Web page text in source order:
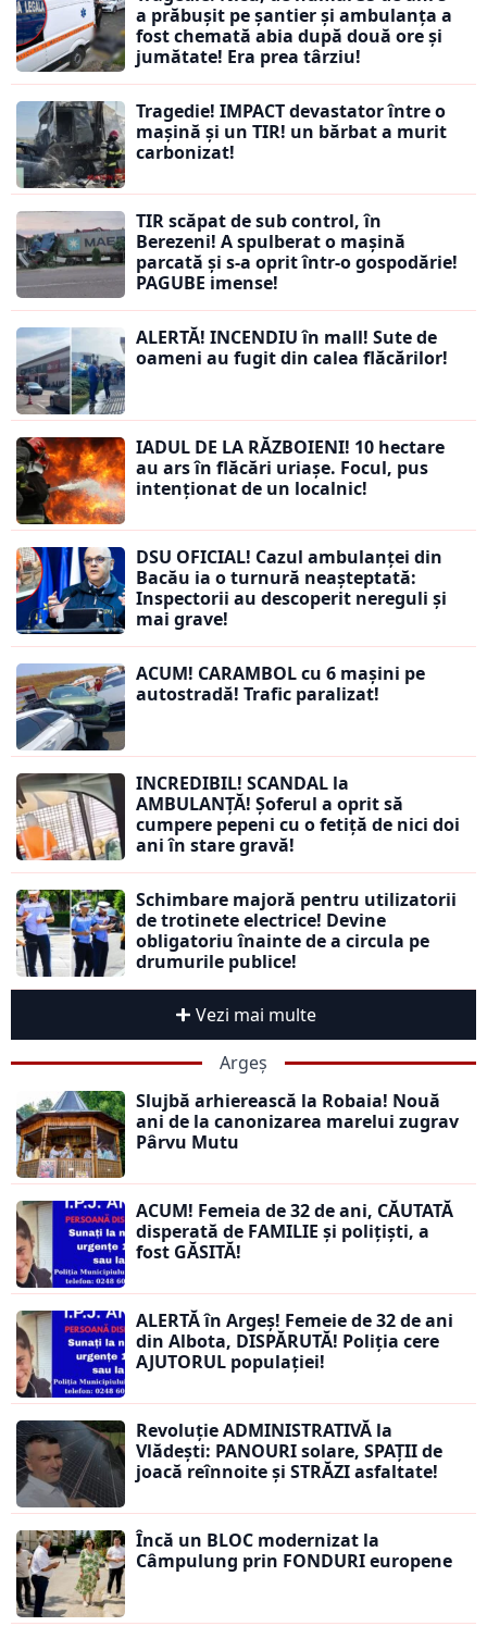
a prăbușit pe șantier și ambulanța a
fost chemată abia după două ore și
jumătate! Era prea târziu!
Tragedie! IMPACT devastator între o
mașină și un TIR! un bărbat a murit
carbonizat!
TIR scăpat de sub control, în
Berezeni! A spulberat o mașină
parcată și s-a oprit într-o gospodărie!
PAGUBE imense!
ALERTĂ! INCENDIU în mall! Sute de
oameni au fugit din calea flăcărilor!
IADUL DE LA RĂZBOIENI! 10 hectare
au ars în flăcări uriașe. Focul, pus
intenționat de un localnic!
DSU OFICIAL! Cazul ambulanței din
Bacău ia o turnură neașteptată:
Inspectorii au descoperit nereguli și
mai grave!
ACUM! CARAMBOL cu 6 mașini pe
autostradă! Trafic paralizat!
INCREDIBIL! SCANDAL la
AMBULANȚĂ! Șoferul a oprit să
cumpere pepeni cu o fetiță de nici doi
ani în stare gravă!
Schimbare majoră pentru utilizatorii
de trotinete electrice! Devine
obligatoriu înainte de a circula pe
drumurile publice!
Vezi mai multe
Argeș
Slujbă arhierească la Robaia! Nouă
ani de la canonizarea marelui zugrav
Pârvu Mutu
ACUM! Femeia de 32 de ani, CĂUTATĂ
disperată de FAMILIE și polițiști, a
fost GĂSITĂ!
ALERTĂ în Argeș! Femeie de 32 de ani
din Albota, DISPĂRUTĂ! Poliția cere
AJUTORUL populației!
Revoluție ADMINISTRATIVĂ la
Vlădești: PANOURI solare, SPAȚII de
joacă reînnoite și STRĂZI asfaltate!
Încă un BLOC modernizat la
Câmpulung prin FONDURI europene